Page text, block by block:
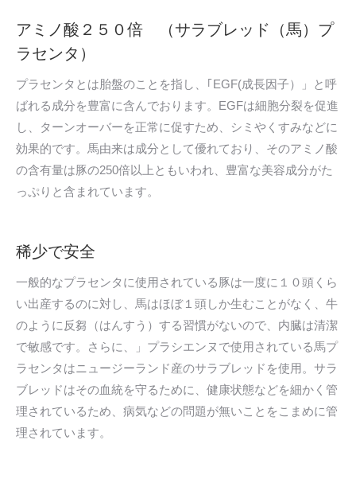
アミノ酸２５０倍 （サラブレッド（馬）プ
ラセンタ）
プラセンタとは胎盤のことを指し、｢EGF(成長因子）」と呼
ばれる成分を豊富に含んでおります。EGFは細胞分裂を促進
し、ターンオーバーを正常に促すため、シミやくすみなどに
効果的です。馬由来は成分として優れており、そのアミノ酸
の含有量は豚の250倍以上ともいわれ、豊富な美容成分がた
っぷりと含まれています。
稀少で安全
一般的なプラセンタに使用されている豚は一度に１０頭くら
い出産するのに対し、馬はほぼ１頭しか生むことがなく、牛
のように反芻（はんすう）する習慣がないので、内臓は清潔
で敏感です。さらに、」プラシエンヌで使用されている馬プ
ラセンタはニュージーランド産のサラブレッドを使用。サラ
ブレッドはその血統を守るために、健康状態などを細かく管
理されているため、病気などの問題が無いことをこまめに管
理されています。